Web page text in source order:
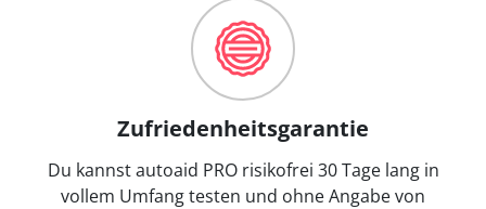
Zufriedenheitsgarantie
Du kannst autoaid PRO risikofrei 30 Tage lang in
vollem Umfang testen und ohne Angabe von